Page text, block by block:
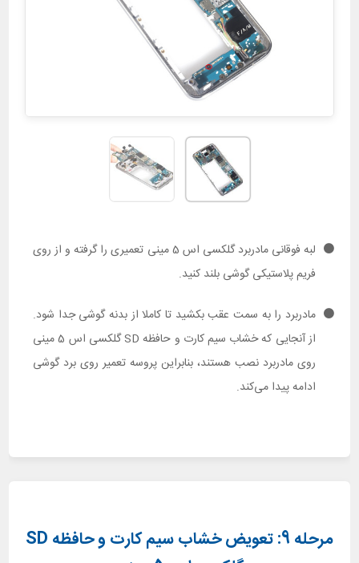
لبه فوقانی مادربرد گلکسی اس 5 مینی تعمیری را گرفته و از روی
فریم پلاستیکی گوشی بلند کنید.
مادربرد را به سمت عقب بکشید تا کاملا از بدنه گوشی جدا شود.
از آنجایی که خشاب سیم کارت و حافظه SD گلکسی اس 5 مینی
روی مادربرد نصب هستند، بنابراین پروسه تعمیر روی برد گوشی
ادامه پیدا می‌کند.
مرحله 9: تعویض خشاب سیم کارت و حافظه SD